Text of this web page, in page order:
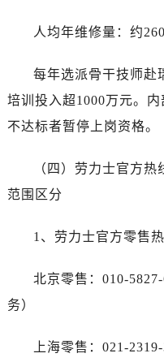
人均年维修量：约
每年选派骨干技师赴
培训投入超1000万元。
不达标者暂停上岗资格。
（四）劳力士官方
范围区分
1、劳力士官方零售热
北京零售：010-
务）
上海零售：021-